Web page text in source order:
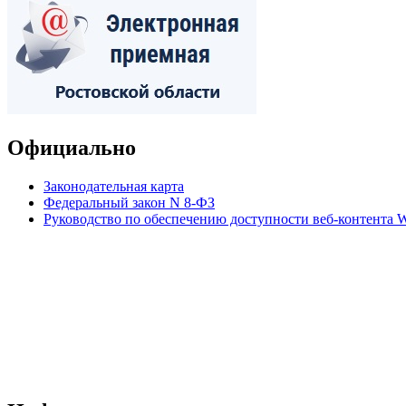
Официально
Законодательная карта
Федеральный закон N 8-ФЗ
Руководство по обеспечению доступности веб-контента